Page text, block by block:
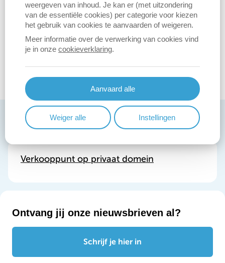
vergunningen@berlare.be
Publieksuren
Link naar alle publieksuren van de dienst
Verwant product
Verkooppunt op privaat domein
Ontvang jij onze nieuwsbrieven al?
Schrijf je hier in
weergeven van inhoud. Je kan er (met uitzondering
van de essentiële cookies) per categorie voor kiezen
het gebruik van cookies te aanvaarden of weigeren.
Meer informatie over de verwerking van cookies vind
je in onze cookieverklaring.
Aanvaard alle
Weiger alle Instellingen